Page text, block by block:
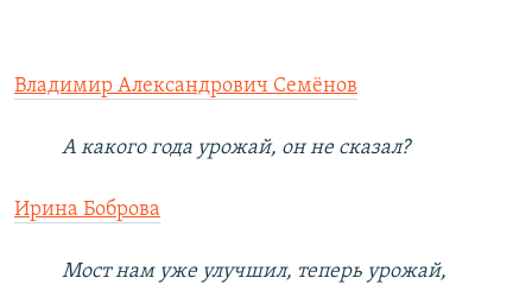
Владимир Александрович Семёнов
А какого года урожай, он не сказал?
Ирина Боброва
Мост нам уже улучшил, теперь урожай,